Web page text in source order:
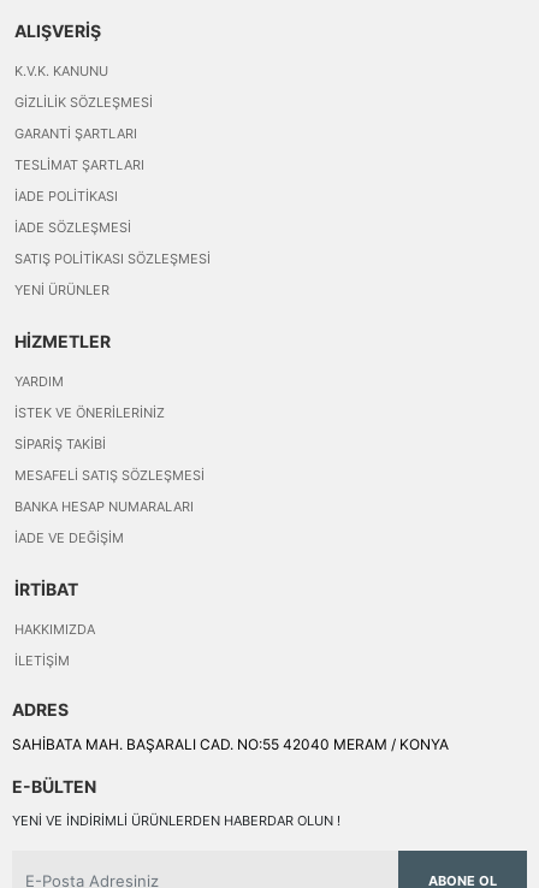
ALIŞVERİŞ
K.V.K. KANUNU
GIZLILIK SÖZLEŞMESI
GARANTI ŞARTLARI
TESLIMAT ŞARTLARI
İADE POLITIKASI
İADE SÖZLEŞMESI
SATIŞ POLITIKASI SÖZLEŞMESI
YENI ÜRÜNLER
HİZMETLER
YARDIM
İSTEK VE ÖNERILERINIZ
SIPARIŞ TAKIBI
MESAFELI SATIŞ SÖZLEŞMESI
BANKA HESAP NUMARALARI
İADE VE DEĞIŞIM
İRTİBAT
HAKKIMIZDA
İLETIŞIM
ADRES
SAHİBATA MAH. BAŞARALI CAD. NO:55 42040 MERAM / KONYA
E-BÜLTEN
YENI VE INDIRIMLI ÜRÜNLERDEN HABERDAR OLUN !
ABONE OL